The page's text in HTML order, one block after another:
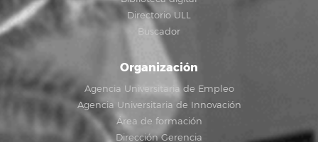
Directorio ULL
Buscador
Organización
Agencia Universitaria de Empleo
Agencia Universitaria de Innovación
Área de formación
Dirección Gerencia